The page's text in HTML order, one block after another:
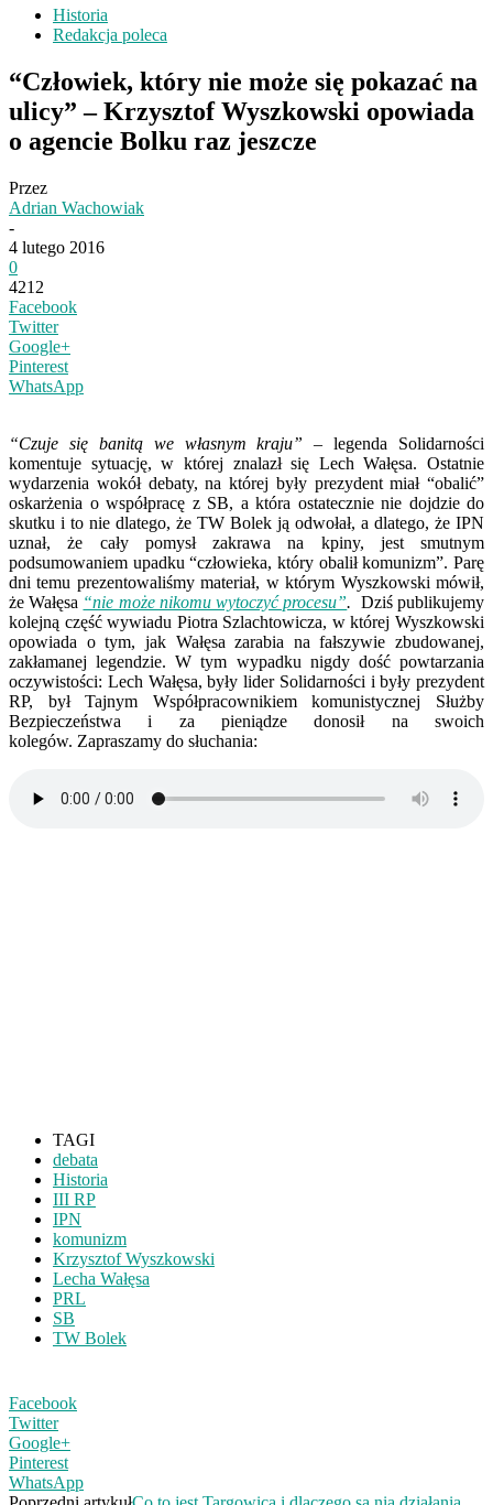
Historia
Redakcja poleca
“Człowiek, który nie może się pokazać na
ulicy” – Krzysztof Wyszkowski opowiada
o agencie Bolku raz jeszcze
Przez
Adrian Wachowiak
-
4 lutego 2016
0
4212
Facebook
Twitter
Google+
Pinterest
WhatsApp
“Czuje się banitą we własnym kraju” – legenda Solidarności
komentuje sytuację, w której znalazł się Lech Wałęsa. Ostatnie
wydarzenia wokół debaty, na której były prezydent miał “obalić”
oskarżenia o współpracę z SB, a która ostatecznie nie dojdzie do
skutku i to nie dlatego, że TW Bolek ją odwołał, a dlatego, że IPN
uznał, że cały pomysł zakrawa na kpiny, jest smutnym
podsumowaniem upadku “człowieka, który obalił komunizm”. Parę
dni temu prezentowaliśmy materiał, w którym Wyszkowski mówił,
że Wałęsa “nie może nikomu wytoczyć procesu”. Dziś publikujemy
kolejną część wywiadu Piotra Szlachtowicza, w której Wyszkowski
opowiada o tym, jak Wałęsa zarabia na fałszywie zbudowanej,
zakłamanej legendzie. W tym wypadku nigdy dość powtarzania
oczywistości: Lech Wałęsa, były lider Solidarności i były prezydent
RP, był Tajnym Współpracownikiem komunistycznej Służby
Bezpieczeństwa i za pieniądze donosił na swoich
kolegów. Zapraszamy do słuchania:
TAGI
debata
Historia
III RP
IPN
komunizm
Krzysztof Wyszkowski
Lecha Wałęsa
PRL
SB
TW Bolek
Facebook
Twitter
Google+
Pinterest
WhatsApp